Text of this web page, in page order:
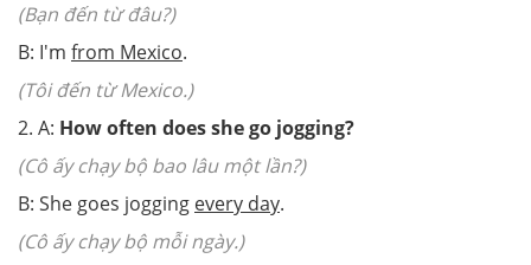
(Bạn đến từ đâu?)
B: I'm from Mexico.
(Tôi đến từ Mexico.)
2. A: How often does she go jogging?
(Cô ấy chạy bộ bao lâu một lần?)
B: She goes jogging every day.
(Cô ấy chạy bộ mỗi ngày.)